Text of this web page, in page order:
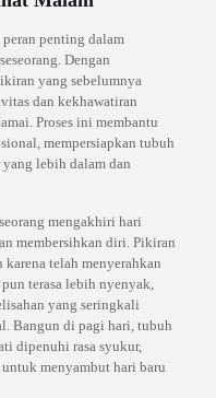
penting dalam
Dengan
yang sebelumnya
dan kekhawatiran
Proses ini membantu
mempersiapkan tubuh
lebih dalam dan
mengakhiri hari
membersihkan diri. Pikiran
telah menyerahkan
terasa lebih nyenyak,
yang seringkali
Bangun di pagi hari, tubuh
dipenuhi rasa syukur,
menyambut hari baru